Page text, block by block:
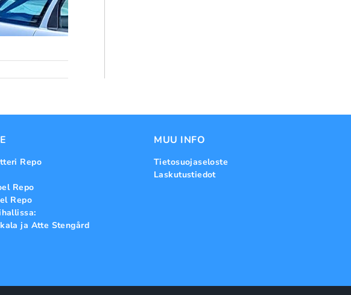
Repo
Repo
Repo
ja Atte Stengård
MUU INFO
Tietosuojaseloste
Laskutustiedot